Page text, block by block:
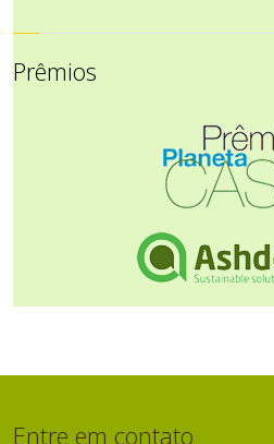
Prêmios
Entre em contato